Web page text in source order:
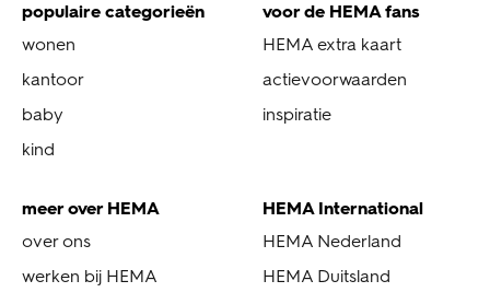
populaire categorieën
wonen
kantoor
baby
kind
voor de HEMA fans
HEMA extra kaart
actievoorwaarden
inspiratie
meer over HEMA
over ons
werken bij HEMA
HEMA International
HEMA Nederland
HEMA Duitsland